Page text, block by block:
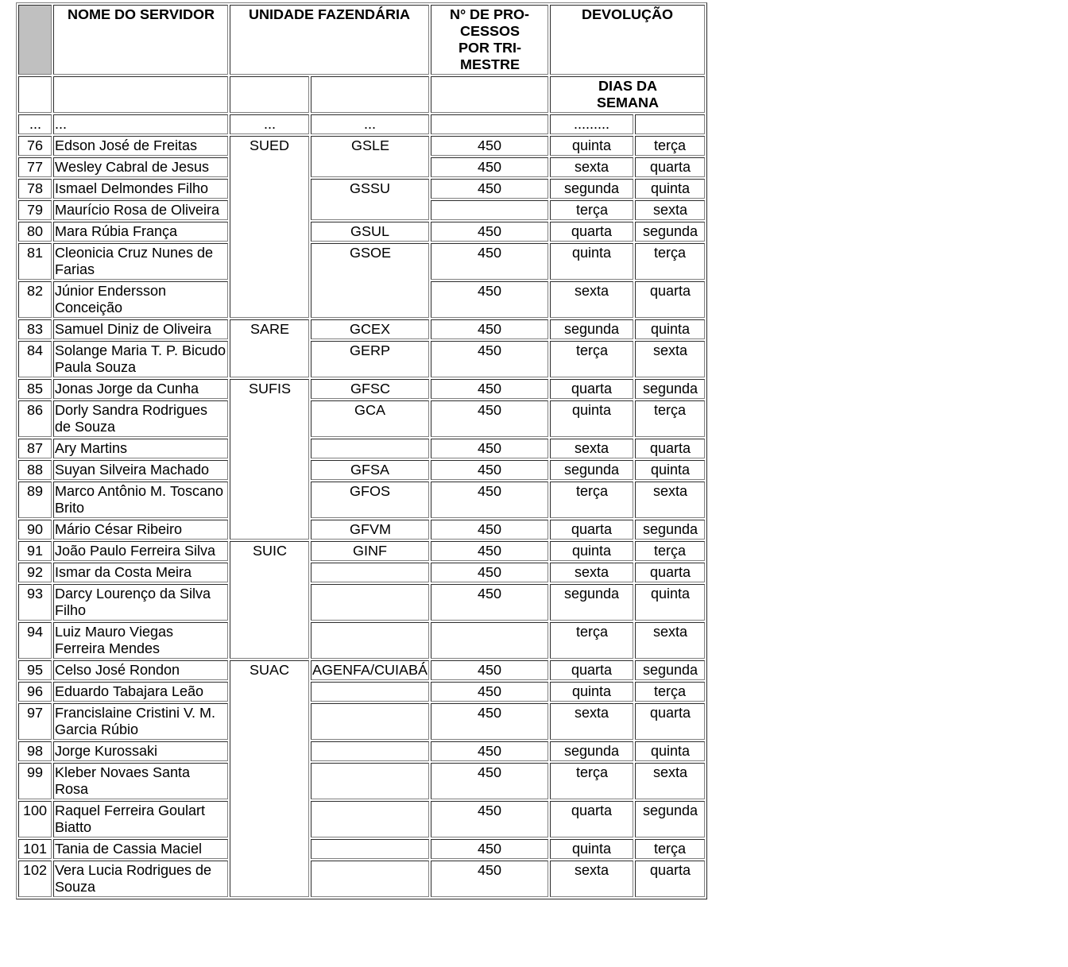
NOME DO SERVIDOR UNIDADE FAZENDÁRIA
N° DE PRO-
CESSOS
POR TRI-
MESTRE
DEVOLUÇÃO
DIAS DA
SEMANA
...
... ... ...
.........
76
Edson José de Freitas SUED GSLE 450 quinta
terça
77
Wesley Cabral de Jesus 450 sexta
quarta
78
Ismael Delmondes Filho GSSU 450 segunda
quinta
79
Maurício Rosa de Oliveira terça
sexta
80
Mara Rúbia França GSUL 450 quarta
segunda
81
Cleonicia Cruz Nunes de
Farias
GSOE 450 quinta terça
82
Júnior Endersson
Conceição
450 sexta quarta
83 Samuel Diniz de Oliveira SARE GCEX 450 segunda
quinta
84
Solange Maria T. P. Bicudo
Paula Souza
GERP 450 terça sexta
85 Jonas Jorge da Cunha SUFIS GFSC 450 quarta
segunda
86
Dorly Sandra Rodrigues
de Souza
GCA 450 quinta terça
87 Ary Martins 450 sexta
quarta
88
Suyan Silveira Machado GFSA 450 segunda
quinta
89
Marco Antônio M. Toscano
Brito
GFOS 450 terça sexta
90 Mário César Ribeiro GFVM 450 quarta
segunda
91
João Paulo Ferreira Silva SUIC GINF 450 quinta
terça
92
Ismar da Costa Meira 450 sexta
quarta
93
Darcy Lourenço da Silva
Filho
450 segunda quinta
94
Luiz Mauro Viegas
Ferreira Mendes
terça sexta
95 Celso José Rondon SUAC AGENFA/CUIABÁ 450 quarta
segunda
96
Eduardo Tabajara Leão 450 quinta
terça
97
Francislaine Cristini V. M.
Garcia Rúbio
450 sexta quarta
98 Jorge Kurossaki 450 segunda
quinta
99
Kleber Novaes Santa
Rosa
450 terça sexta
100 Raquel Ferreira Goulart
Biatto
450 quarta segunda
101 Tania de Cassia Maciel 450 quinta
terça
102 Vera Lucia Rodrigues de
Souza
450 sexta quarta